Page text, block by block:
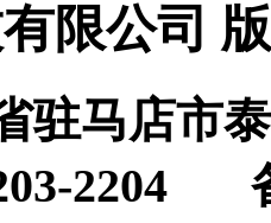
限公司
驻马店市
2204